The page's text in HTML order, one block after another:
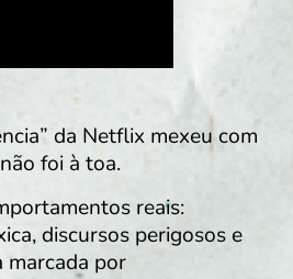
da Netflix mexeu com
foi à toa.
reais:
discursos perigosos e
marcada por